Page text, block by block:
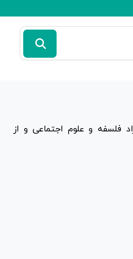
فلسفه و علوم اجتماعی و از